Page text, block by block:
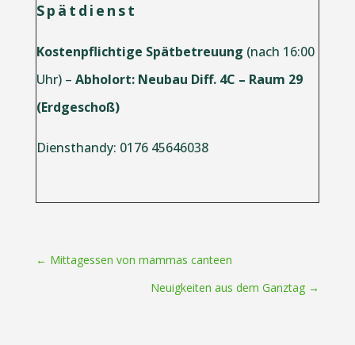
Spätdienst
Kostenpflichtige Spätbetreuung (nach 16:00
Uhr) – Abholort: Neubau Diff. 4C – Raum 29
(Erdgeschoß)
Diensthandy: 0176 45646038
← Mittagessen von mammas canteen
Neuigkeiten aus dem Ganztag →